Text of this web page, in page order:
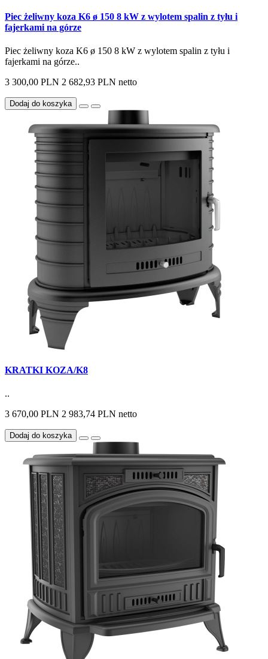
Piec żeliwny koza K6 ø 150 8 kW z wylotem spalin z tyłu i
fajerkami na górze
Piec żeliwny koza K6 ø 150 8 kW z wylotem spalin z tyłu i
fajerkami na górze..
3 300,00 PLN 2 682,93 PLN netto
Dodaj do koszyka
KRATKI KOZA/K8
..
3 670,00 PLN 2 983,74 PLN netto
Dodaj do koszyka